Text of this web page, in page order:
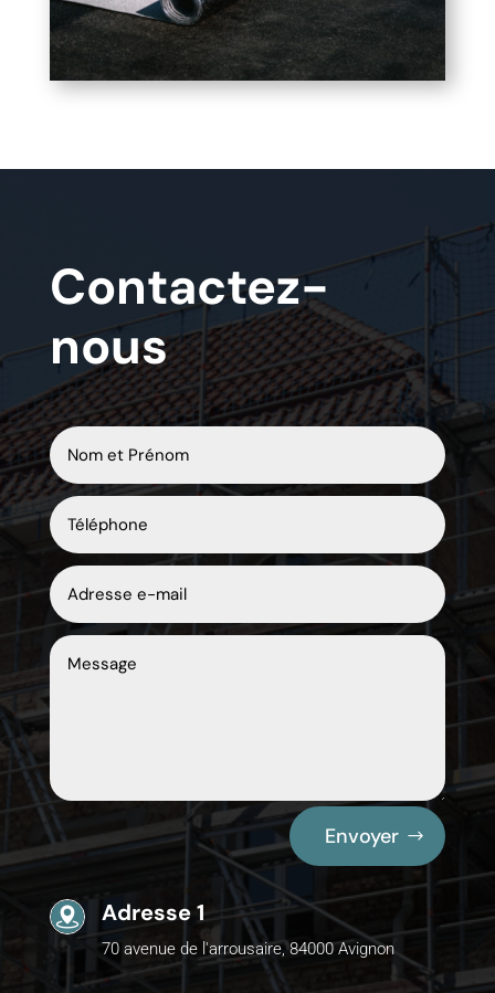
Contactez-
nous
Envoyer
Adresse 1
70 avenue de l'arrousaire, 84000 Avignon